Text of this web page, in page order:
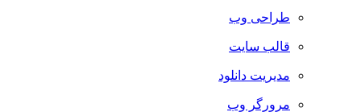
طراحی وب
قالب سایت
مدیریت دانلود
مرورگر وب